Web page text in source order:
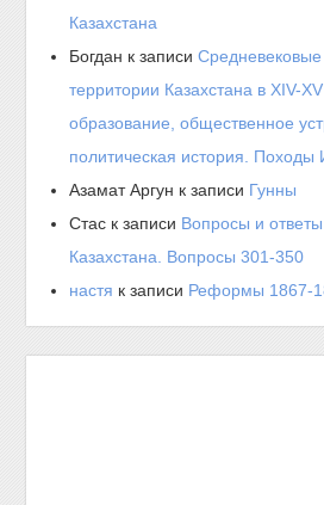
Казахстана
Богдан к записиСредневековые
территории Казахстана в XIV-
образование, общественное
политическая история. Походы
Азамат Аргун к записи Гунны
Стас к записи Вопросы и
Казахстана. Вопросы 301-350
настя к записи Реформы 1867-